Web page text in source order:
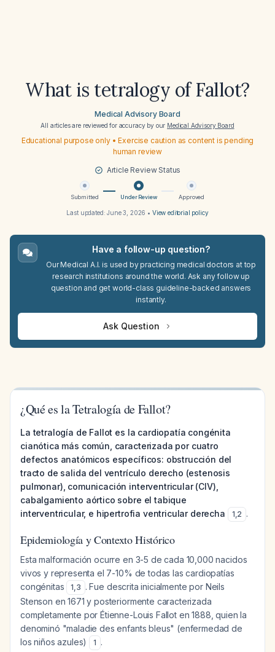
What is tetralogy of Fallot?
Medical Advisory Board
All articles are reviewed for accuracy by our Medical Advisory Board
Educational purpose only • Exercise caution as content is pending
human review
Article Review Status
Submitted Under Review Approved
Last updated:June 3, 2026 • View editorial policy
Have a follow-up question?
Our Medical A.I. is used by practicing medical doctors at top
research institutions around the world. Ask any follow up
question and get world-class guideline-backed answers
instantly.
Ask Question
¿Qué es la Tetralogía de Fallot?
La tetralogía de Fallot es la cardiopatía congénita
cianótica más común, caracterizada por cuatro
defectos anatómicos específicos: obstrucción del
tracto de salida del ventrículo derecho (estenosis
pulmonar), comunicación interventricular (CIV),
cabalgamiento aórtico sobre el tabique
interventricular, e hipertrofia ventricular derecha
1,2 .
Epidemiología y Contexto Histórico
Esta malformación ocurre en 3-5 de cada 10,000 nacidos
vivos y representa el 7-10% de todas las cardiopatías
congénitas
1,3 . Fue descrita inicialmente por Neils
Stenson en 1671 y posteriormente caracterizada
completamente por Étienne-Louis Fallot en 1888, quien la
denominó "maladie des enfants bleus" (enfermedad de
los niños azules)
1 .